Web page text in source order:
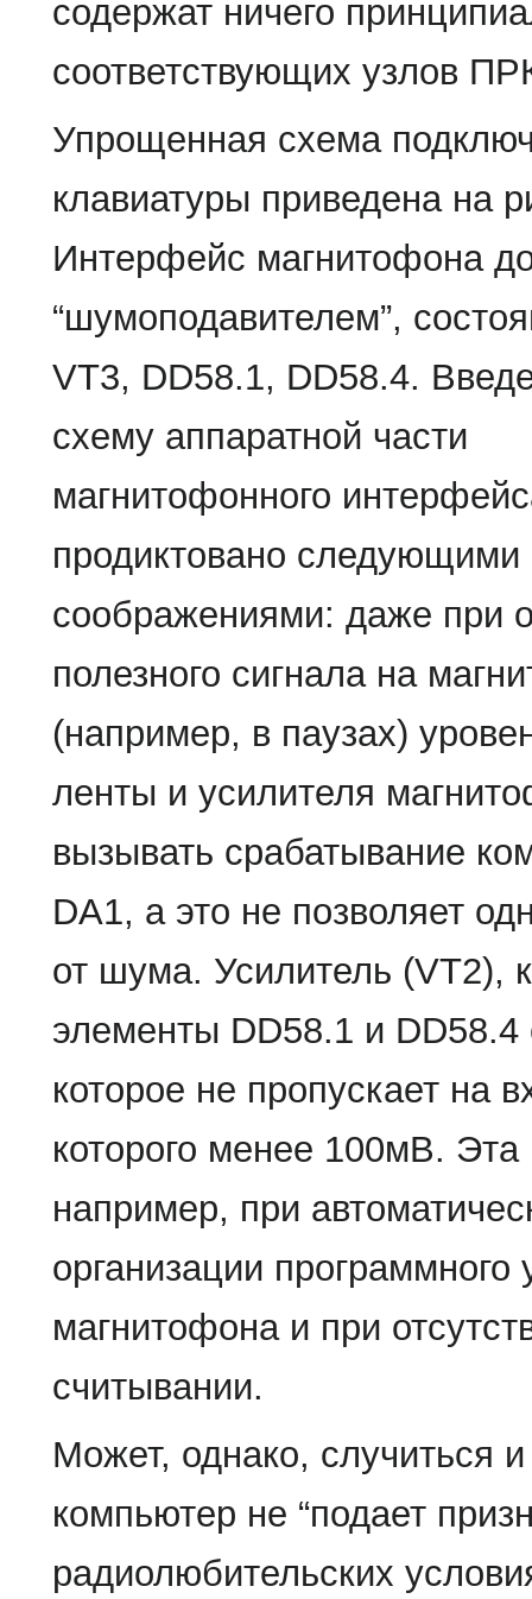
содержат ничего
соответствующих узлов
Упрощенная схема
клавиатуры приведена на
Интерфейс магнитофона
“шумоподавителем”,
VT3, DD58.1, DD58.4.
схему аппаратной части
магнитофонного
продиктовано следующими
соображениями: даже при
полезного сигнала на
(например, в паузах)
ленты и усилителя
вызывать срабатывание
DA1, а это не позволяет
от шума. Усилитель (VT2),
элементы DD58.1 и DD58.4
которое не пропускает на
которого менее 100мВ.
например, при
организации
магнитофона и при
считывании.
Может, однако, случиться
компьютер не “подает
радиолюбительских